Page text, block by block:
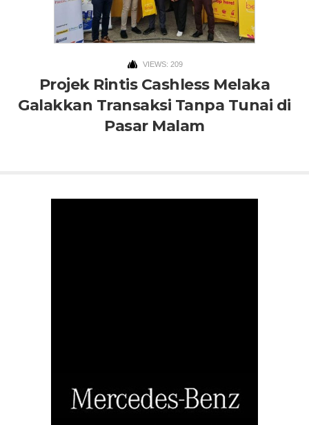
VIEWS: 209
Projek Rintis Cashless Melaka
Galakkan Transaksi Tanpa Tunai di
Pasar Malam